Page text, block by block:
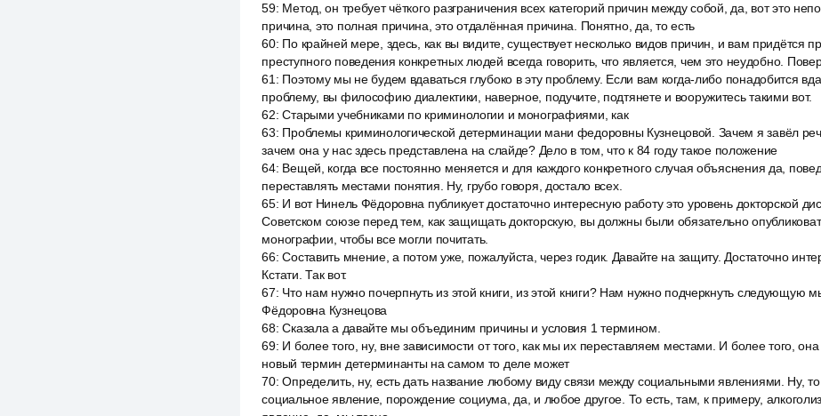
59: Метод, он требует чёткого разграничения всех категорий причин между собой, да, вот это
причина, это полная причина, это отдалённая причина. Понятно, да, то есть
60: По крайней мере, здесь, как вы видите, существует несколько видов причин, и вам придётся
преступного поведения конкретных людей всегда говорить, что является, чем это неудобно.
61 : Поэтому мы не будем вдаваться глубоко в эту проблему. Если вам когда-либо понадобится
проблему, вы философию диалектики, наверное, подучите, подтянете и вооружитесь такими вот.
62:Старыми учебниками по криминологии и монографиями, как
63: Проблемы криминологической детерминации мани федоровны Кузнецовой. Зачем я завёл
зачем она у нас здесь представлена на слайде? Дело в том, что к 84 году такое положение
64: Вещей, когда все постоянно меняется и для каждого конкретного случая объяснения да,
переставлять местами понятия. Ну, грубо говоря, достало всех.
65: И вот Нинель Фёдоровна публикует достаточно интересную работу это уровень докторской
Советском союзе перед тем, как защищать докторскую, вы должны были обязательно
монографии, чтобы все могли почитать.
66:Составить мнение, а потом уже, пожалуйста, через годик. Давайте на защиту. Достаточно
Кстати. Так вот.
67: Что нам нужно почерпнуть из этой книги, из этой книги? Нам нужно подчеркнуть следующую
Фёдоровна Кузнецова
68:Сказала а давайте мы объединим причины и условия 1 термином.
69: И более того, ну, вне зависимости от того, как мы их переставляем местами. И более того, она
новый термин детерминанты на самом то деле может
70:Определить, ну, есть дать название любому виду связи между социальными явлениями. Ну, то
социальное явление, порождение социума, да, и любое другое. То есть, там, к примеру,